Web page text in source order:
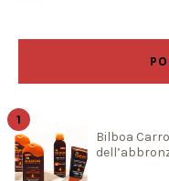
Bilboa